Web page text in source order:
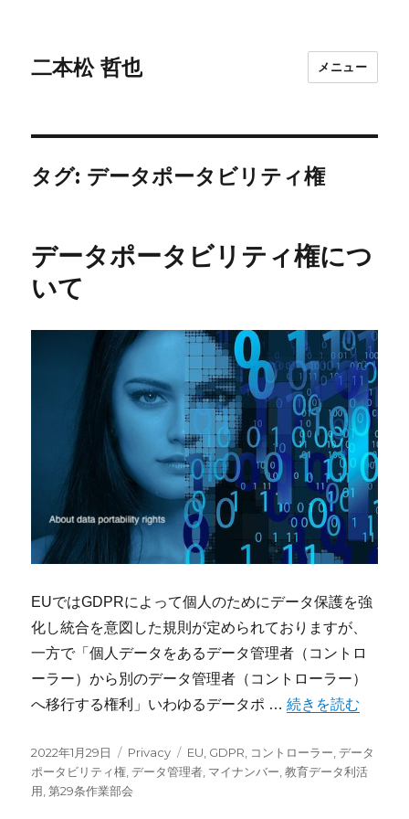
二本松 哲也 メニュー
タグ: データポータビリティ権
データポータビリティ権につ
いて
EUではGDPRによって個人のためにデータ保護を強
化し統合を意図した規則が定められておりますが、
一方で「個人データをあるデータ管理者（コントロ
ーラー）から別のデータ管理者（コントローラー）
へ移行する権利」いわゆるデータポ …“データポータビ
続きを読む
投
稿
日:
2022年1月29日
カ
テ
ゴ
Privacy
タ
グ
EU, GDPR, コントローラー,データ
ポータビリティ権,データ管理者, マイナンバー,教育データ利活
用,第29条作業部会